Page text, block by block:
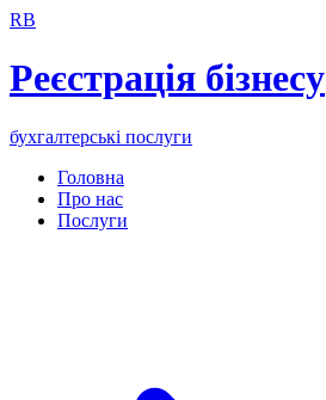
RB
Реєстрація бізнесу
бухгалтерські послуги
Головна
Про нас
Послуги